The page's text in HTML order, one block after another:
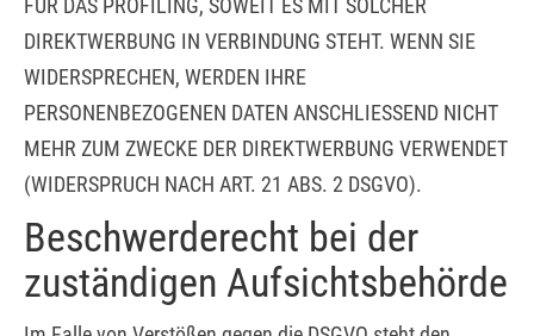
FÜR DAS PROFILING, SOWEIT ES MIT SOLCHER
DIREKTWERBUNG IN VERBINDUNG STEHT. WENN SIE
WIDERSPRECHEN, WERDEN IHRE
PERSONENBEZOGENEN DATEN ANSCHLIESSEND NICHT
MEHR ZUM ZWECKE DER DIREKTWERBUNG VERWENDET
(WIDERSPRUCH NACH ART. 21 ABS. 2 DSGVO).
Beschwerde­recht bei der
zuständigen Aufsichts­behörde